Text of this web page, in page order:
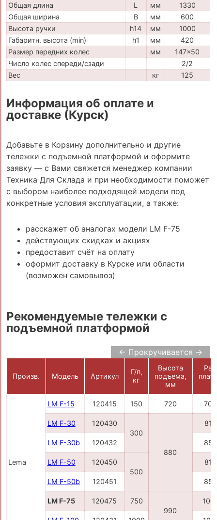
Общая длина
L мм
1330
Общая ширина
B мм
600
Высота ручки
h14 мм
1000
Габаритн. высота (min)
h1 мм
420
Размер передних колес
мм
147x50
Число колес спереди/сзади
2/2
Вес
кг 125
Информация об оплате и
доставке (Курск)
Добавьте в Корзину дополнительно и другие
тележки с подъемной платформой и оформите
заявку — с Вами свяжется менеджер компании
Техника Для Склада и при необходимости поможет
с выбором наиболее подходящей модели под
конкретные условия эксплуатации, а также:
расскажет об аналогах модели LM F-75
действующих скидках и акциях
предоставит счёт на оплату
оформит доставку в Курске или области
(возможен самовывоз)
Рекомендуемые тележки с
подъемной платформой
← Прокручивается →
Произв. Модель Артикул
Г/п,
кг
Высота
подъема,
мм
Lema
LM F-15 120415 150 720
LM F-30
120430
300
880
LM F-30b 120432
LM F-50
120450
500
LM F-50b 120451
LM F-75 120475
750
990